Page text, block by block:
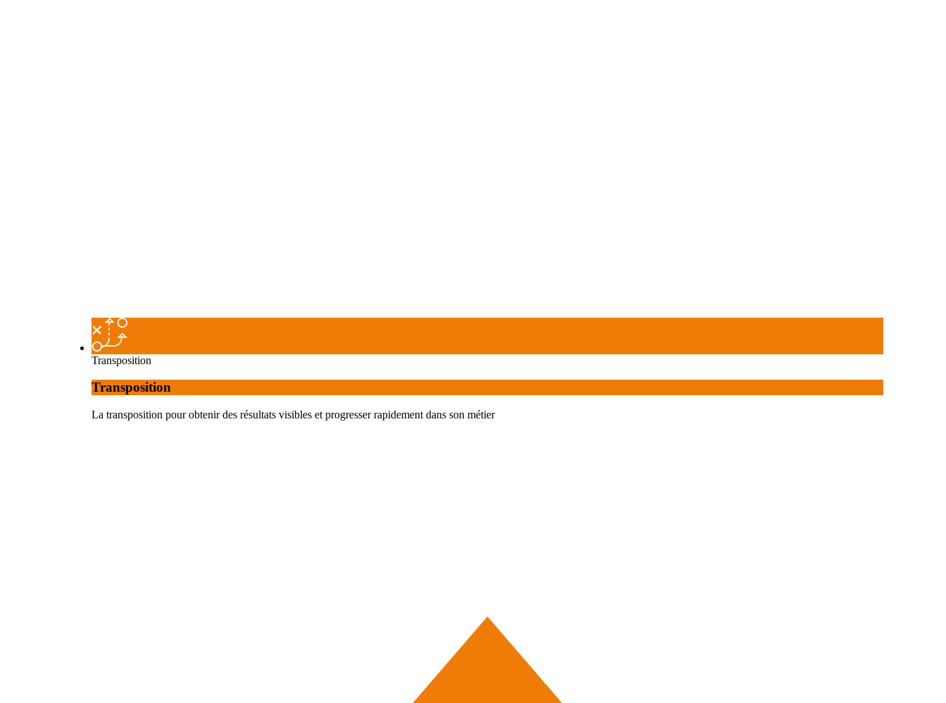
Transposition
Transposition
La transposition pour obtenir des résultats visibles et progresser rapidement dans son métier